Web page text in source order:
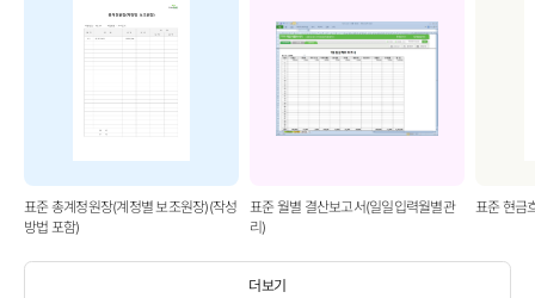
더보기
표준 총계정원장(계정별 보조원장)(작성
방법 포함)
표준 월별 결산보고서(일일입력월별관
리)
표준 현금